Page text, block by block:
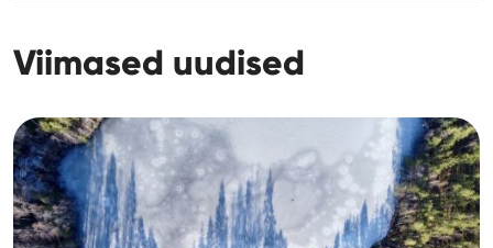
Viimased uudised